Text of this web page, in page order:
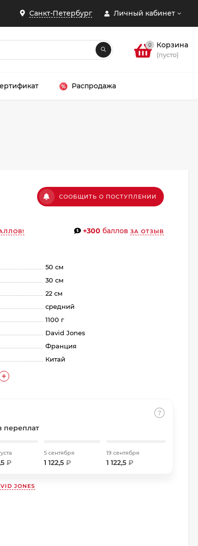
Санкт-Петербург Личный кабинет
0 Корзина
(пусто)
Распродажа
СООБЩИТЬ О ПОСТУПЛЕНИИ
+300 баллов ЗА ОТЗЫВ
50 см
30 см
22 см
средний
1100 г
David Jones
Франция
Китай
переплат
₽
5 сентября
1 122,5 ₽
19 сентября
1 122,5₽
JONES